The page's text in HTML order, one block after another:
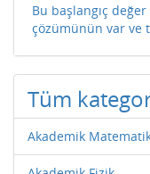
Bu başlangıç
çözümünün var ve
Tüm
Akademik